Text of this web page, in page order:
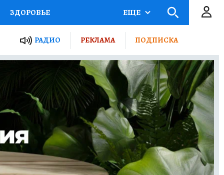
ЗДОРОВЬЕ
РОССИИ
ПУТЕВОДИТЕЛЬ
ТУРИЗМ
ПОТРЕБИТЕЛЯ ВСЕ О КП
ЕЩЕ
РАДИО РЕКЛАМА ПОДПИСКА